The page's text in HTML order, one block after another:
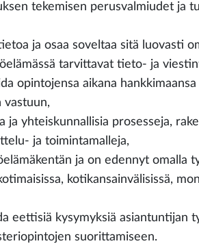
tekemisen perusvalmiudet ja
ja osaa soveltaa sitä luovasti
tarvittavat tieto- ja
opintojensa aikana
vastuun,
ja yhteiskunnallisia prosesseja,
ja toimintamalleja,
ja on edennyt omalla
kotikansainvälisissä,
eettisiä kysymyksiä asiantuntijan
suorittamiseen.